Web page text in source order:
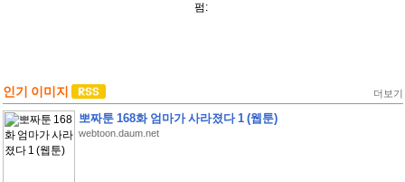
펌:
인기 이미지 더보기
뽀짜툰 168화 엄마가 사라졌다 1 (웹툰)
webtoon.daum.net